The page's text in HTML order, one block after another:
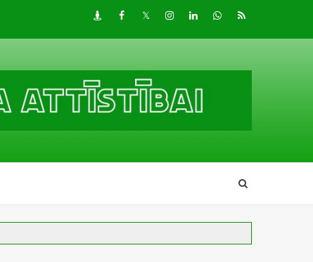
DraugiemFacebook
TwitterInstagram
LinkedInwhatsapp
RSS